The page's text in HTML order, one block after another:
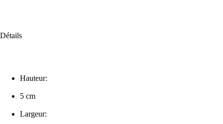
Détails
Hauteur:
5 cm
Largeur: